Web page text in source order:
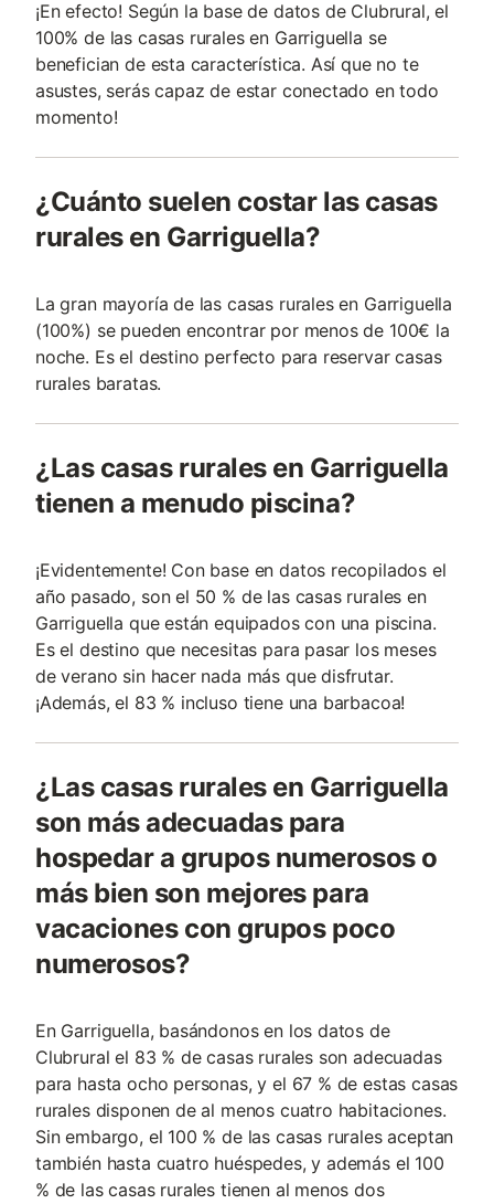
¡En efecto! Según la base de datos de Clubrural, el
100% de las casas rurales en Garriguella se
benefician de esta característica. Así que no te
asustes, serás capaz de estar conectado en todo
momento!
¿Cuánto suelen costar las casas
rurales en Garriguella?
La gran mayoría de las casas rurales en Garriguella
(100%) se pueden encontrar por menos de 100€ la
noche. Es el destino perfecto para reservar casas
rurales baratas.
¿Las casas rurales en Garriguella
tienen a menudo piscina?
¡Evidentemente! Con base en datos recopilados el
año pasado, son el 50 % de las casas rurales en
Garriguella que están equipados con una piscina.
Es el destino que necesitas para pasar los meses
de verano sin hacer nada más que disfrutar.
¡Además, el 83 % incluso tiene una barbacoa!
¿Las casas rurales en Garriguella
son más adecuadas para
hospedar a grupos numerosos o
más bien son mejores para
vacaciones con grupos poco
numerosos?
En Garriguella, basándonos en los datos de
Clubrural el 83 % de casas rurales son adecuadas
para hasta ocho personas, y el 67 % de estas casas
rurales disponen de al menos cuatro habitaciones.
Sin embargo, el 100 % de las casas rurales aceptan
también hasta cuatro huéspedes, y además el 100
% de las casas rurales tienen al menos dos